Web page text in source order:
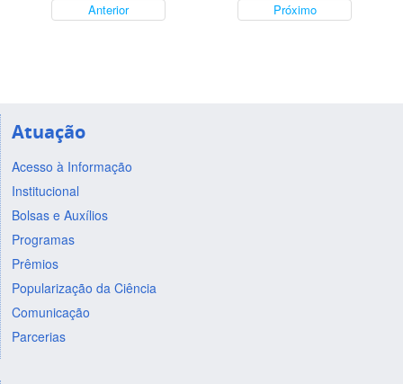
Anterior Próximo
Atuação
Acesso à Informação
Institucional
Bolsas e Auxílios
Programas
Prêmios
Popularização da Ciência
Comunicação
Parcerias